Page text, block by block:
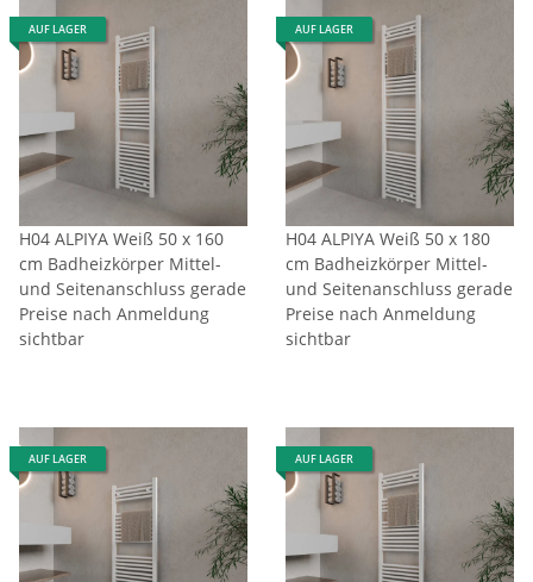
AUF LAGER
H04 ALPIYA Weiß 50 x 160
cm Badheizkörper Mittel-
und Seitenanschluss gerade
Preise nach Anmeldung
sichtbar
AUF LAGER
H04 ALPIYA Weiß 50 x 180
cm Badheizkörper Mittel-
und Seitenanschluss gerade
Preise nach Anmeldung
sichtbar
AUF LAGER AUF LAGER